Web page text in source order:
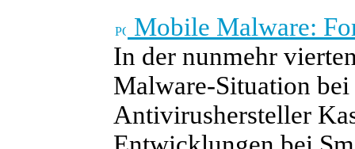
Mobile Malware:
In der nunmehr
Malware-Situation
Antivirushersteller